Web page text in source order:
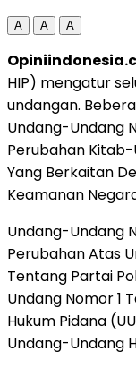
A A A
HIP) mengatur
undangan.
Undang-Undang
Perubahan
Yang Berkaitan
Keamanan
Undang-Undang
Perubahan Atas
Tentang Partai
Undang Nomor 1
Hukum Pidana
Undang-Undang